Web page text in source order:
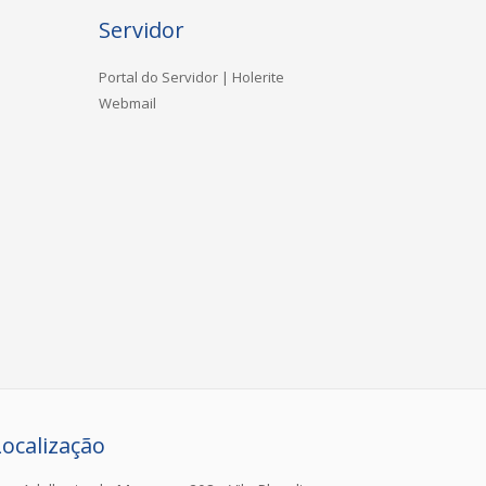
Servidor
Portal do Servidor | Holerite
Webmail